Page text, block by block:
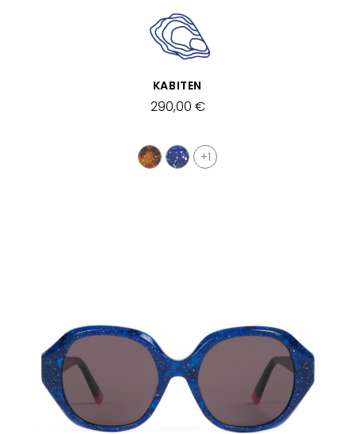
SCHNELLANSICHT
KABITEN
290,00 €
+1